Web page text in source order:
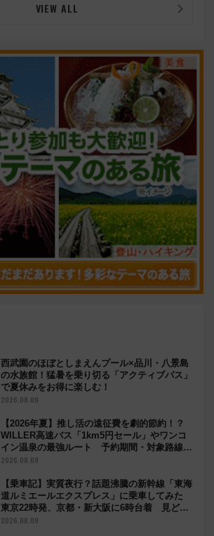
VIEW ALL
西武園のほぼとしまえんプール×品川・八景島
の水族館！猛暑を乗り切る「アクティブパス」
で夏休みをお得に楽しむ！
2026.08.09
【2026年夏】推し活の遠征費を劇的節約！？
WILLER高速バス「1km5円セール」やワンコ
イン温泉の最強ルート 予約期間・対象路線ま
とめ
2026.08.09
【乗車記】実質夜行？話題沸騰の新幹線「東海
道ルミエールエクスプレス」に乗車してみた
東京22時発、京都・新大阪に6時台着 見どこ
ろは岐阜羽島の素晴らし過ぎる朝
2026.08.09